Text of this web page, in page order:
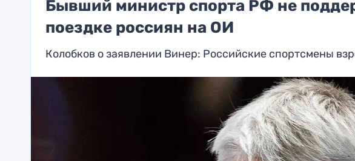
Бывший министр спорта РФ не
поездке россиян на ОИ
Колобков о заявлении Винер: Российские спортсмены